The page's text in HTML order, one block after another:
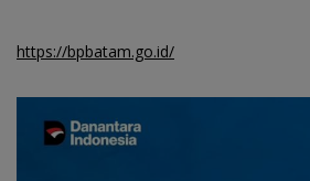
https://bpbatam.go.id/